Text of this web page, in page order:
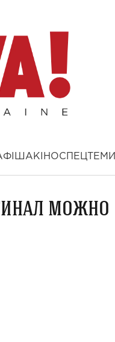
КІНОСПЕЦТЕМИ
МОЖНО